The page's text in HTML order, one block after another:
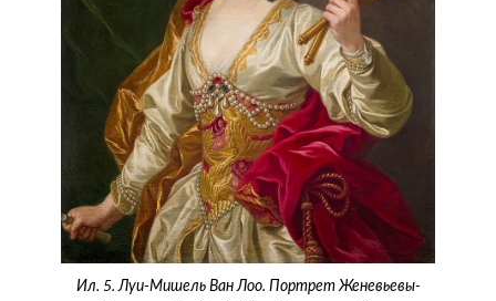
Ил. 5. Луи-Мишель Ван Лоо. Портрет Женевьевы-